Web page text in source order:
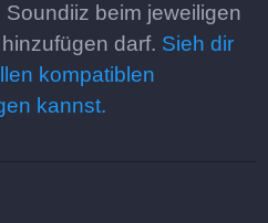
beim jeweiligen
darf. Sieh dir
kompatiblen
kannst.